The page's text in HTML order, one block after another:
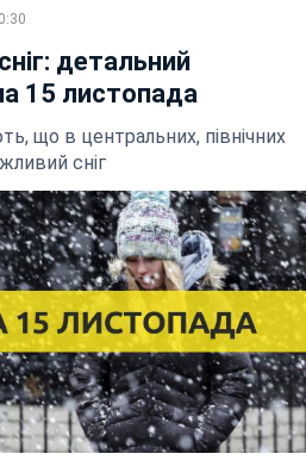
детальний
15 листопада
що в центральних, північних
сніг